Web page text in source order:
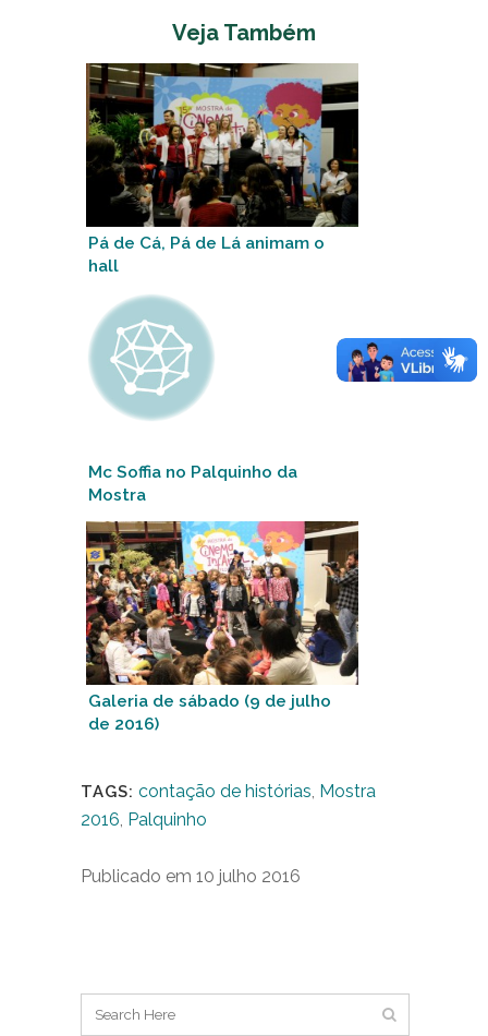
Veja Também
Pá de Cá, Pá de Lá animam o
hall
Mc Soffia no Palquinho da
Mostra
Galeria de sábado (9 de julho
de 2016)
TAGS: contação de histórias Mostra
2016 Palquinho
Publicado em 10 julho 2016